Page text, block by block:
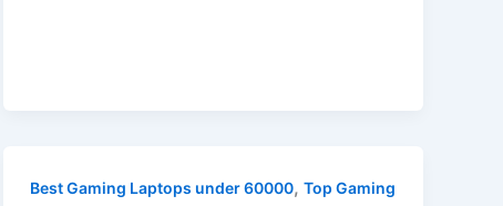
Best Gaming Laptops under 60000,Top Gaming